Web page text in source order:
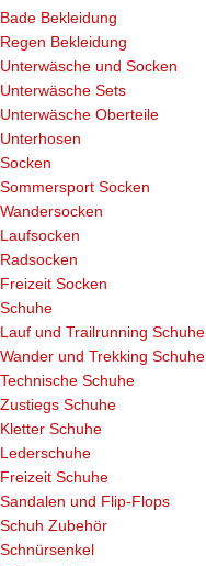
Bade Bekleidung
Regen Bekleidung
Unterwäsche und Socken
Unterwäsche Sets
Unterwäsche Oberteile
Unterhosen
Socken
Sommersport Socken
Wandersocken
Laufsocken
Radsocken
Freizeit Socken
Schuhe
Lauf und Trailrunning Schuhe
Wander und Trekking Schuhe
Technische Schuhe
Zustiegs Schuhe
Kletter Schuhe
Lederschuhe
Freizeit Schuhe
Sandalen und Flip-Flops
Schuh Zubehör
Schnürsenkel